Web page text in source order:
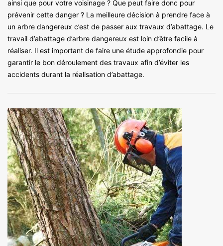
ainsi que pour votre voisinage ? Que peut faire donc pour
prévenir cette danger ? La meilleure décision à prendre face à
un arbre dangereux c’est de passer aux travaux d’abattage. Le
travail d’abattage d’arbre dangereux est loin d’être facile à
réaliser. Il est important de faire une étude approfondie pour
garantir le bon déroulement des travaux afin d’éviter les
accidents durant la réalisation d’abattage.